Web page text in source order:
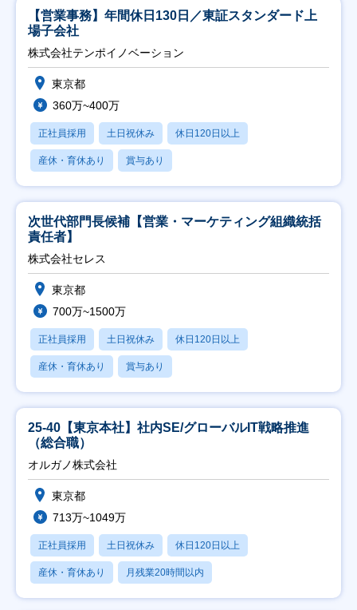
【営業事務】年間休日130日／東証スタンダード上
場子会社
株式会社テンポイノベーション
東京都
360万~400万
正社員採用 土日祝休み 休日120日以上
産休・育休あり 賞与あり
次世代部門長候補【営業・マーケティング組織統括
責任者】
株式会社セレス
東京都
700万~1500万
正社員採用 土日祝休み 休日120日以上
産休・育休あり 賞与あり
25-40【東京本社】社内SE/グローバルIT戦略推進
（総合職）
オルガノ株式会社
東京都
713万~1049万
正社員採用 土日祝休み 休日120日以上
産休・育休あり 月残業20時間以内